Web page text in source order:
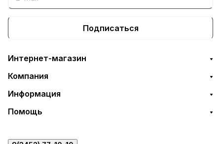
Подписаться
Интернет-магазин
Компания
Информация
Помощь